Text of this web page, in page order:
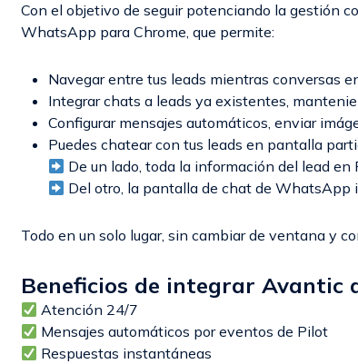
Con el objetivo de seguir potenciando la gestión
WhatsApp para Chrome, que permite:
Navegar entre tus leads mientras conversas
Integrar chats a leads ya existentes,
Configurar mensajes automáticos, enviar
Puedes chatear con tus leads en pantalla
De un lado, toda la información del lead en
Del otro, la pantalla de chat de WhatsApp
Todo en un solo lugar, sin cambiar de ventana y
Beneficios de integrar Avantic
Atención 24/7
Mensajes automáticos por eventos de Pilot
Respuestas instantáneas